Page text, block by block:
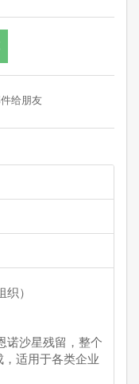
）
诺沙星残留，整个
适用于各类企业